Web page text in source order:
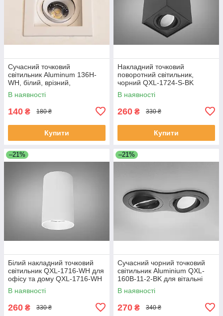
Сучасний точковий
світильник Aluminum 136H-
WH, білий, врізний,
поворотний 136H-WH
В наявності
140 ₴ 180 ₴
Купити
Накладний точковий
поворотний світильник,
чорний QXL-1724-S-BK
В наявності
260 ₴ 330 ₴
Купити
–21%
Білий накладний точковий
світильник QXL-1716-WH для
офісу та дому QXL-1716-WH
В наявності
260 ₴ 330 ₴
–21%
Сучасний чорний точковий
світильник Aluminium QXL-
160B-11-2-BK для вітальні
QXL-160B-11-2-BK
В наявності
270 ₴ 340 ₴